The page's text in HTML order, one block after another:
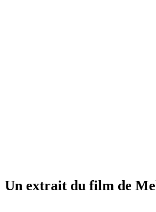
Un extrait du film de